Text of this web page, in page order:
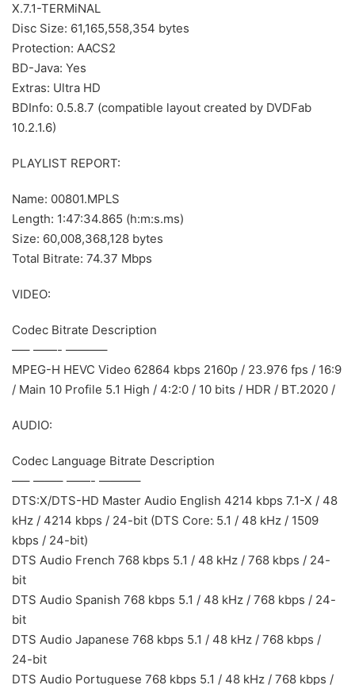
X.7.1-TERMiNAL
Disc Size: 61,165,558,354 bytes
Protection: AACS2
BD-Java: Yes
Extras: Ultra HD
BDInfo: 0.5.8.7 (compatible layout created by DVDFab
10.2.1.6)
PLAYLIST REPORT:
Name: 00801.MPLS
Length: 1:47:34.865 (h:m:s.ms)
Size: 60,008,368,128 bytes
Total Bitrate: 74.37 Mbps
VIDEO:
Codec Bitrate Description
—– ——- ———–
MPEG-H HEVC Video 62864 kbps 2160p / 23.976 fps / 16:9
/ Main 10 Profile 5.1 High / 4:2:0 / 10 bits / HDR / BT.2020 /
AUDIO:
Codec Language Bitrate Description
—– ——– ——- ———–
DTS:X/DTS-HD Master Audio English 4214 kbps 7.1-X / 48
kHz / 4214 kbps / 24-bit (DTS Core: 5.1 / 48 kHz / 1509
kbps / 24-bit)
DTS Audio French 768 kbps 5.1 / 48 kHz / 768 kbps / 24-
bit
DTS Audio Spanish 768 kbps 5.1 / 48 kHz / 768 kbps / 24-
bit
DTS Audio Japanese 768 kbps 5.1 / 48 kHz / 768 kbps /
24-bit
DTS Audio Portuguese 768 kbps 5.1 / 48 kHz / 768 kbps /